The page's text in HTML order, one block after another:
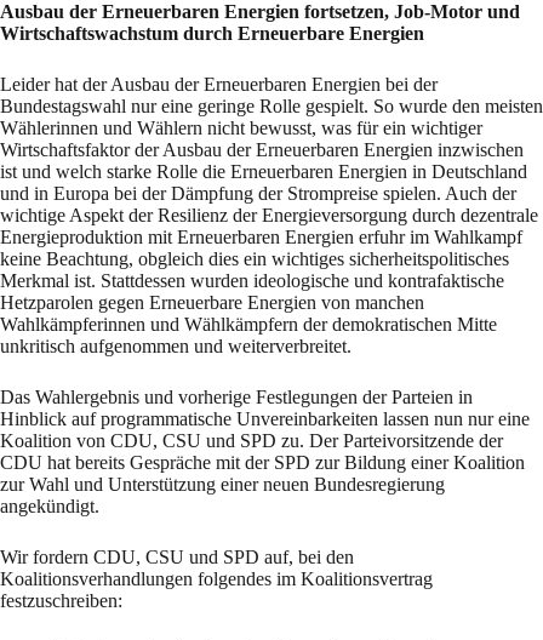
Ausbau der Erneuerbaren Energien fortsetzen, Job-Motor und
Wirtschaftswachstum durch Erneuerbare Energien
Leider hat der Ausbau der Erneuerbaren Energien bei der
Bundestagswahl nur eine geringe Rolle gespielt. So wurde den meisten
Wählerinnen und Wählern nicht bewusst, was für ein wichtiger
Wirtschaftsfaktor der Ausbau der Erneuerbaren Energien inzwischen
ist und welch starke Rolle die Erneuerbaren Energien in Deutschland
und in Europa bei der Dämpfung der Strompreise spielen. Auch der
wichtige Aspekt der Resilienz der Energieversorgung durch dezentrale
Energieproduktion mit Erneuerbaren Energien erfuhr im Wahlkampf
keine Beachtung, obgleich dies ein wichtiges sicherheitspolitisches
Merkmal ist. Stattdessen wurden ideologische und kontrafaktische
Hetzparolen gegen Erneuerbare Energien von manchen
Wahlkämpferinnen und Wählkämpfern der demokratischen Mitte
unkritisch aufgenommen und weiterverbreitet.
Das Wahlergebnis und vorherige Festlegungen der Parteien in
Hinblick auf programmatische Unvereinbarkeiten lassen nun nur eine
Koalition von CDU, CSU und SPD zu. Der Parteivorsitzende der
CDU hat bereits Gespräche mit der SPD zur Bildung einer Koalition
zur Wahl und Unterstützung einer neuen Bundesregierung
angekündigt.
Wir fordern CDU, CSU und SPD auf, bei den
Koalitionsverhandlungen folgendes im Koalitionsvertrag
festzuschreiben: